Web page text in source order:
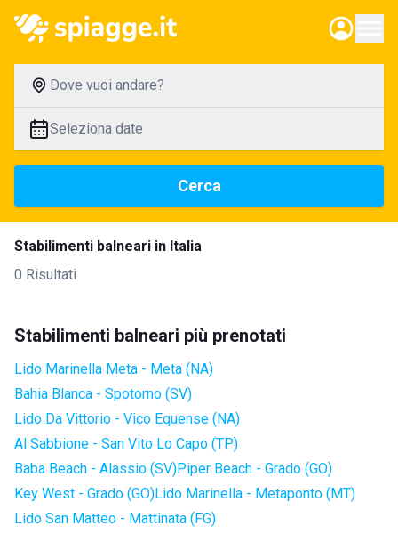
Dove vuoi andare?
Seleziona date
Cerca
Stabilimenti balneari in Italia
0 Risultati
Stabilimenti balneari più prenotati
Lido Marinella Meta - Meta (NA)
Bahia Blanca - Spotorno (SV)
Lido Da Vittorio - Vico Equense (NA)
Al Sabbione - San Vito Lo Capo (TP)
Baba Beach - Alassio (SV)Piper Beach - Grado (GO)
Key West - Grado (GO)Lido Marinella - Metaponto (MT)
Lido San Matteo - Mattinata (FG)